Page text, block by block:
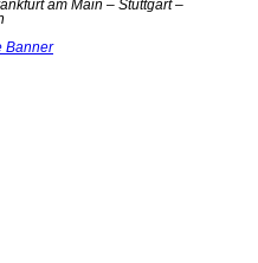
am Main – Stuttgart –
Banner